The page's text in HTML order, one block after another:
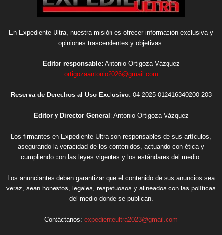
En Expediente Ultra, nuestra misión es ofrecer información exclusiva y
opiniones trascendentes y objetivas.
Editor responsable: Antonio Ortigoza Vázquez
ortigozaantonio2026@gmail.com
Reserva de Derechos al Uso Exclusivo: 04-2025-012416340200-203
Editor y Director General: Antonio Ortigoza Vázquez
Los firmantes en Expediente Ultra son responsables de sus artículos,
asegurando la veracidad de los contenidos, actuando con ética y
cumpliendo con las leyes vigentes y los estándares del medio.
Los anunciantes deben garantizar que el contenido de sus anuncios sea
veraz, sean honestos, legales, respetuosos y alineados con las políticas
del medio donde se publican.
Contáctanos: expedienteultra2023@gmail.com